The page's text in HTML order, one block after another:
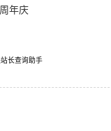
年庆
长查询助手